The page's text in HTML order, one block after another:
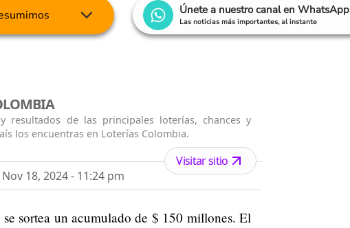
Únete a nuestro canal en WhatsApp
Las noticias más importantes, al instante
resultados de las principales loterías, chances y
los encuentras en Loterías Colombia.
Nov 18, 2024 - 11:24 pm
Visitar sitio
sortea un acumulado de $ 150 millones. El